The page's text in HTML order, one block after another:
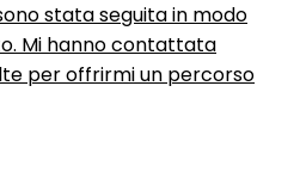
stata seguita in modo
Mi hanno contattata
per offrirmi un percorso